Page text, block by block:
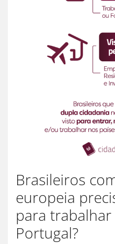
Brasileiros
europeia
para trabalhar
Portugal?